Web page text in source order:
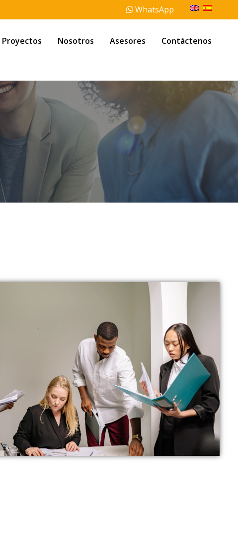
WhatsApp
Proyectos Nosotros Asesores Contáctenos